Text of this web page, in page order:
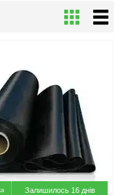
Залишилось 16 днів